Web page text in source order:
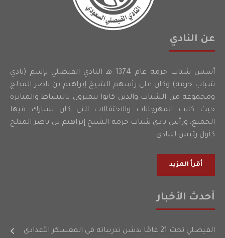
عن النادي
أسس شباب حرمه عام 1374 هـ النادي الفيصلي بإسم (نادي
شباب حرمه) وكان على رأسهم الشيخ إبراهيم بن ناصر المدلج
ومجموعة من الشباب والذين كانوا يتميزون بالنشاط والمثابرة
حيث كانت المهرجانات والاحتفالات التي كان يشارك فيها
الجميع، ورأس نادي شباب حرمة الشيخ إبراهيم بن ناصر المدلج
كأول رئيس للنادي.
أقرأ المزيد
أحدث الأخبار
الفيصلي تحت 21 عامًا يدشن تدريباته في المعسكر الأعدادي